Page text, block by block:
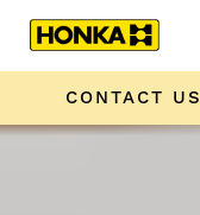
CONTACT US